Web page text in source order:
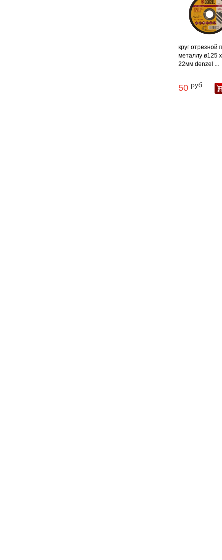
круг отрезной
металлу ø125
22мм denzel ...
50 руб